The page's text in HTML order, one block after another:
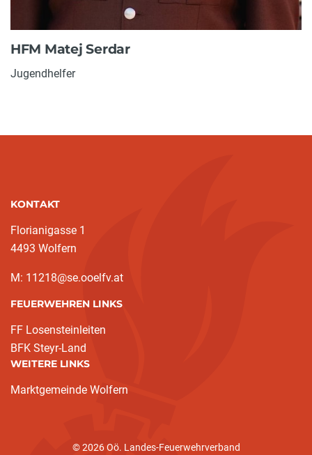
HFM Matej Serdar
Jugendhelfer
KONTAKT
Florianigasse 1
4493 Wolfern
M: 11218@se.ooelfv.at
FEUERWEHREN LINKS
FF Losensteinleiten
BFK Steyr-Land
WEITERE LINKS
Marktgemeinde Wolfern
© 2026 Oö. Landes-Feuerwehrverband